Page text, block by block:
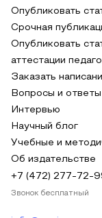
Опубликовать
Срочная
Опубликовать
аттестации
Заказать
Вопросы и ответы
Интервью
Научный блог
Учебные и
Об издательстве
+7 (472) 277-72-
Звонок бесплатный